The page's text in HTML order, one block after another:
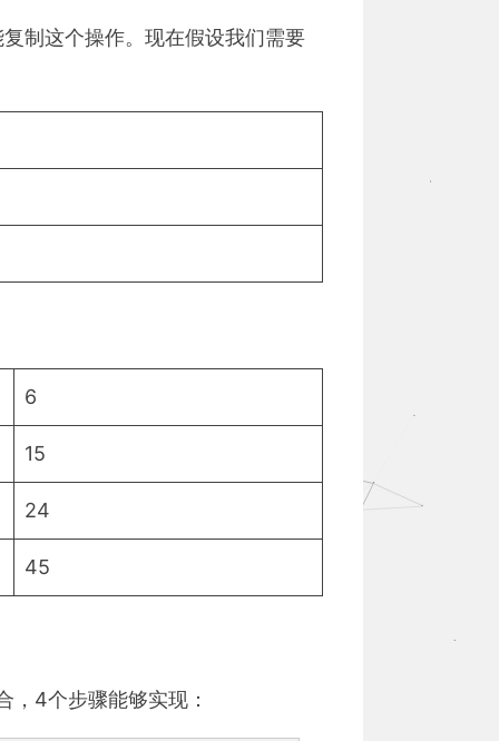
制这个操作。现在假设我们需要
6
15
24
45
4个步骤能够实现：